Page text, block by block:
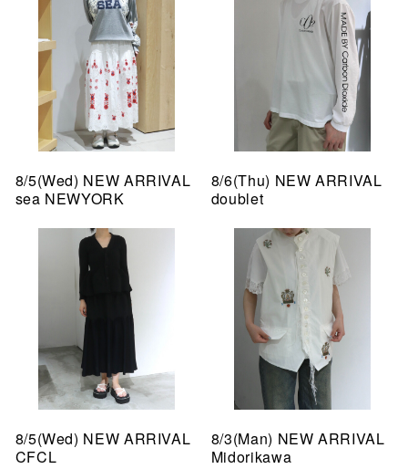
8/5(Wed) NEW ARRIVAL
sea NEWYORK
8/6(Thu) NEW ARRIVAL
doublet
8/5(Wed) NEW ARRIVAL
CFCL
8/3(Man) NEW ARRIVAL
Midorikawa